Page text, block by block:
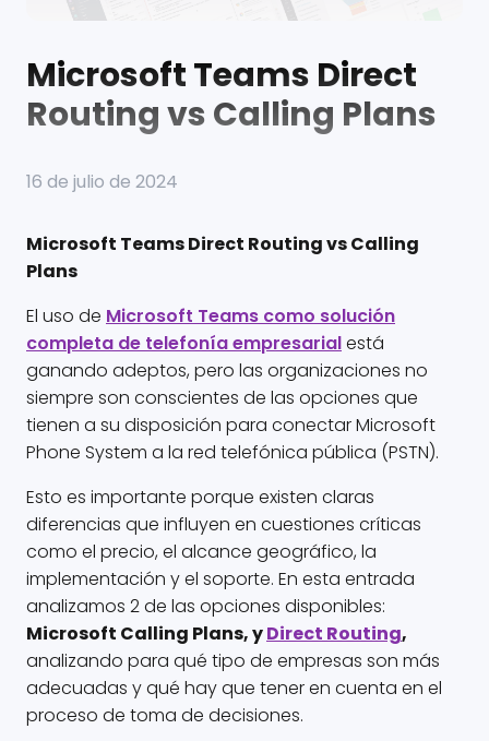
Microsoft Teams Direct
Routing vs Calling Plans
16 de julio de 2024
Microsoft Teams Direct Routing vs Calling
Plans
El uso de Microsoft Teams como solución
completa de telefonía empresarialestá
ganando adeptos, pero las organizaciones no
siempre son conscientes de las opciones que
tienen a su disposición para conectar Microsoft
Phone System a la red telefónica pública (PSTN).
Esto es importante porque existen claras
diferencias que influyen en cuestiones críticas
como el precio, el alcance geográfico, la
implementación y el soporte. En esta entrada
analizamos 2 de las opciones disponibles:
Microsoft Calling Plans, yDirect Routing,
analizando para qué tipo de empresas son más
adecuadas y qué hay que tener en cuenta en el
proceso de toma de decisiones.